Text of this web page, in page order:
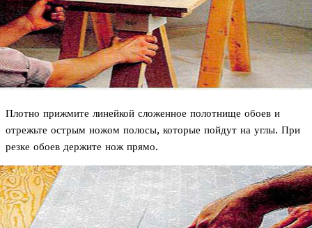
Плотно прижмите линейкой сложенное полотнище обоев и
отрежьте острым ножом полосы, которые пойдут на углы. При
резке обоев держите нож прямо.